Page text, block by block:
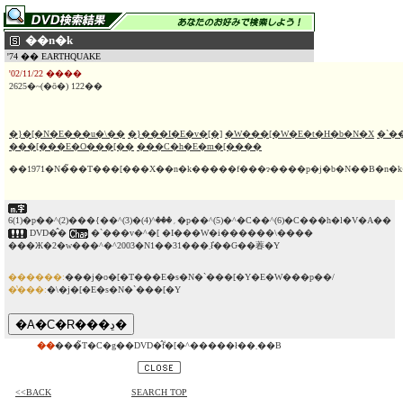
��n�k
'74 �� EARTHQUAKE
'02/11/22 ����
2625�~(�ō�) 122��
�}�[�N�E���u�\�� �}���I�E�v�[�] �W���[�W�E�t�H�b�N�X
���[���E�O���[�� ���C�h�E�m�[����
6(1)�p��^(2)���{��^(3)�؍���^(4)�p��^(5)�^�C��^(6)�C���h�l�V�A��
DVD�̂�
�`���v�^�[ �I���W�i������\����
���Ж�2�w���^�^2003�N1��31���܂ł̊��Ԍ��萶�Y
������:���j�o�[�T���E�s�N�`���[�Y�E�W���p��/
�̔���:�\�j�[�E�s�N�`���[�Y
�� ���̃T�C�g��DVD�̂݃f�[�^�����ł��܂��B
<<BACK SEARCH TOP